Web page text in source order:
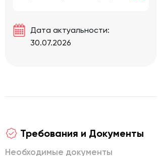
Дата актуальности:
30.07.2026
Требования и Документы
Необходимые документы